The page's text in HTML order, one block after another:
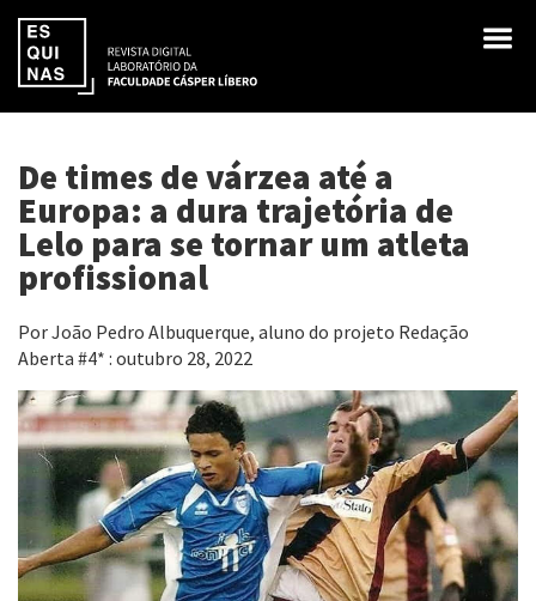
De times de várzea até a
Europa: a dura trajetória de
Lelo para se tornar um atleta
profissional
Por João Pedro Albuquerque, aluno do projeto Redação
Aberta #4* : outubro 28, 2022